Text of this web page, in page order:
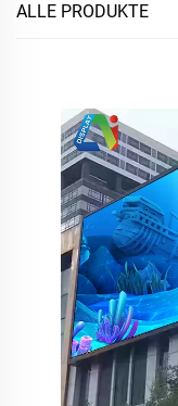
ALLE PRODUKTE